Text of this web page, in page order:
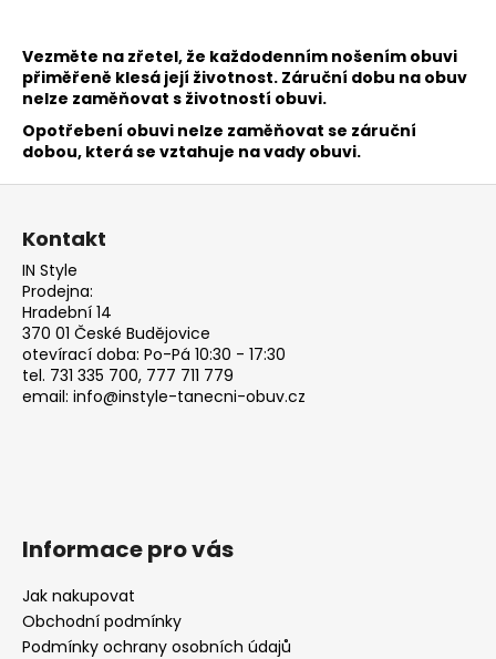
Vezměte na zřetel, že každodenním nošením obuvi
přiměřeně klesá její životnost. Záruční dobu na obuv
nelze zaměňovat s životností obuvi.
Opotřebení obuvi nelze zaměňovat se záruční
dobou, která se vztahuje na vady obuvi.
m
e
TANEČNÍ
BOTY
S
RUMMOS
ČERNÝ
SATÉN
2
890
Kč
Z
Kontakt
IN Style
Prodejna:
Hradební 14
370 01 České Budějovice
otevírací doba: Po-Pá 10:30 - 17:30
tel. 731 335 700, 777 711 779
email: info@instyle-tanecni-obuv.cz
Informace pro vás
Jak nakupovat
Obchodní podmínky
Podmínky ochrany osobních údajů